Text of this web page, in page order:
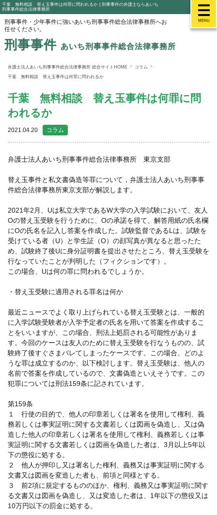
MENU
千葉 無料相談 替え玉事件は何罪に問われるか | 刑事事件の弁護士ならあいち
刑事事件総合法律事務所
刑事事件・少年事件に強いあいち刑事事件総合法律事務所へお
任せください。
刑事事件 あいち刑事事件総合法律事務所
弁護士法人あいち刑事事件総合法律事務所 総合サイトHOME
コラム
千葉 無料相談 替え玉事件は何罪に問われるか
千葉 無料相談 替え玉事件は何罪に問
われるか
2021.04.20 コラム
弁護士法人あいち刑事事件総合法律事務所 東京支部
替え玉事件と私文書偽造等罪について，弁護士法人あいち刑事事
件総合法律事務所東京支部が解説します。
2021年2月、Uは私立大学であるW大学の入学試験において、友人
Oの替え玉受験を行うために、Oの承諾を得て、解答用紙の氏名欄
にOの氏名を記入し答案を作成した。試験監督であるLは、試験を
受けている者（U）と学生証（O）の顔写真が異なると思ったた
め、試験終了後Uに身分証明書を提出させたところ、替え玉受験を
行なっていたことが判明した（フィクションです）。
この場合、Uは何の罪に問われるでしょうか。
・替え玉受験に適用される罪名は何か
最近ニュースでよく取り上げられている替え玉受験とは、一般的
に入学試験受験者が入学予定者の氏名を用いて答案を作成するこ
とをいいますが、この場合、刑法上処罰される可能性がありま
す。今回のケースは友人のために替え玉受験を行なうものの、試
験終了後すぐさまバレてしまったケースです。この場合、どのよ
うな罪は成立するのか、以下検討します。替え玉受験は、他人の
名前で答案を作成しているので、文書偽造といえそうです。この
犯罪については刑法159条に記されています。
第159条
１ 行使の目的で、他人の印章若しくは署名を使用して権利、義
務若しくは事実証明に関する文書若しくは図画を偽造し、又は偽
造した他人の印章若しくは署名を使用して権利、義務若しくは事
実証明に関する文書若しくは図画を偽造した者は、3月以上5年以
下の懲役に処する。
２ 他人が押印し又は署名した権利、義務又は事実証明に関する
文書又は図画を変造した者も、前項と同様とする。
３ 前2項に規定するもののほか、権利、義務又は事実証明に関す
る文書又は図画を偽造し、又は変造した者は、1年以下の懲役又は
10万円以下の罰金に処する。